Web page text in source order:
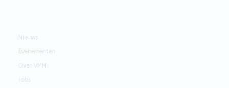
Nieuws
Evenementen
Over VMM
Jobs